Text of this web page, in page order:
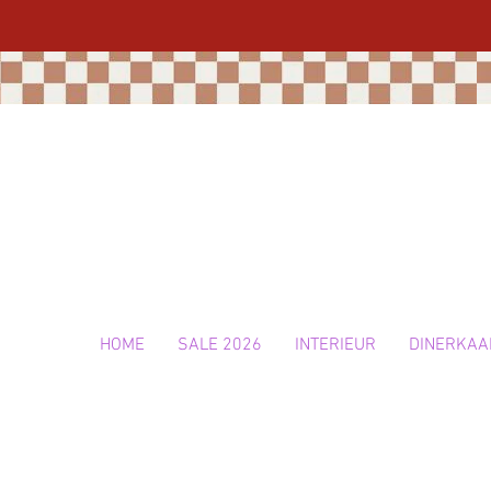
HOME SALE 2026 INTERIEUR